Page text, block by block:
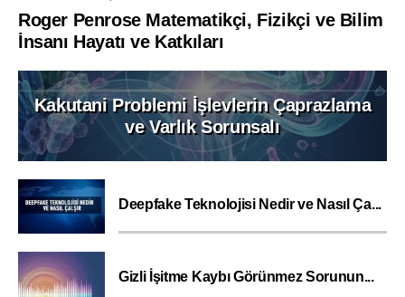
Roger Penrose Matematikçi, Fizikçi ve Bilim
İnsanı Hayatı ve Katkıları
Kakutani Problemi İşlevlerin Çaprazlama
ve Varlık Sorunsalı
Deepfake Teknolojisi Nedir ve Nasıl Ça...
Gizli İşitme Kaybı Görünmez Sorunun...